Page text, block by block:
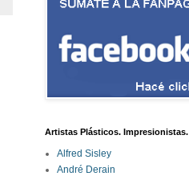
Artistas Plásticos. Impresionistas.
Alfred Sisley
André Derain